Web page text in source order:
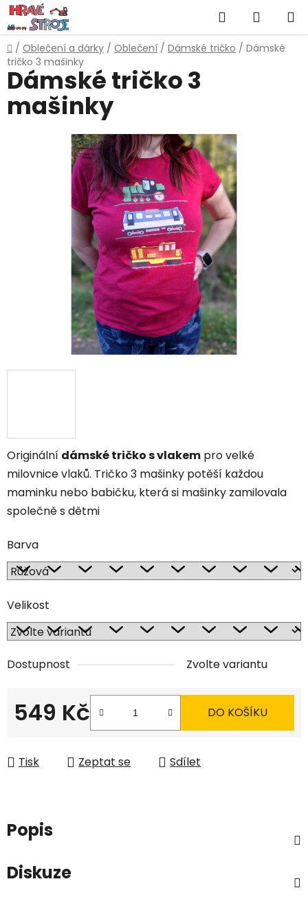
Přejít
na
obsah
Hledat
KOŠÍK
Domů
/ Oblečení a dárky / Oblečení / Dámské tričko / Dámské
tričko 3 mašinky
Originální dámské tričko s vlakem pro velké
milovnice vlaků. Tričko 3 mašinky potěší každou
maminku nebo babičku, která si mašinky zamilovala
společně s dětmi
Barva
Velikost
Dostupnost Zvolte variantu
549 Kč DO KOŠÍKU
Tisk Zeptat se Sdílet
Dámské tričko 3
mašinky
Popis
Diskuze